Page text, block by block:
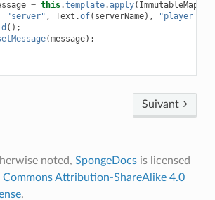
= this.template.apply( ImmutableMap
"server" , Text .of( serverName), "player"
();
(message);
Suivant
noted, SpongeDocsis licensed
Commons Attribution-ShareAlike 4.0
.